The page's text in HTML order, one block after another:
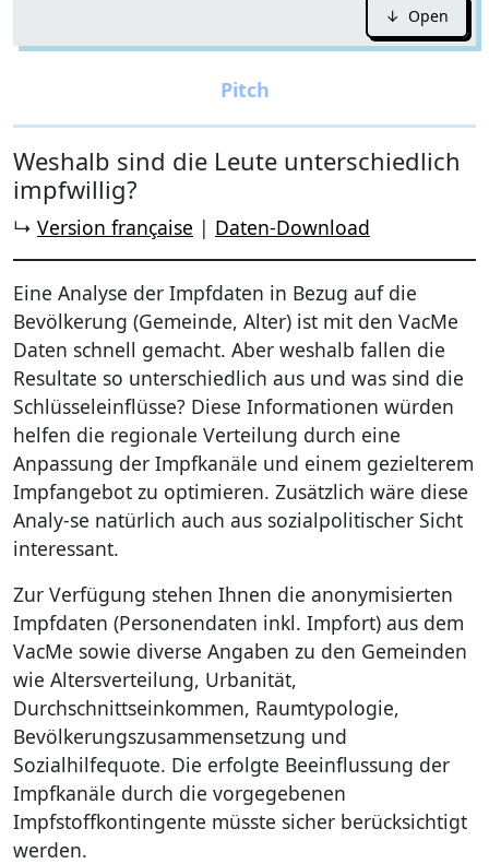
↓ Open
Weshalb sind die Leute unterschiedlich
impfwillig?
↳ Version française | Daten-Download
Eine Analyse der Impfdaten in Bezug auf die
Bevölkerung (Gemeinde, Alter) ist mit den VacMe
Daten schnell gemacht. Aber weshalb fallen die
Resultate so unterschiedlich aus und was sind die
Schlüsseleinflüsse? Diese Informationen würden
helfen die regionale Verteilung durch eine
Anpassung der Impfkanäle und einem gezielterem
Impfangebot zu optimieren. Zusätzlich wäre diese
Analy-se natürlich auch aus sozialpolitischer Sicht
interessant.
Zur Verfügung stehen Ihnen die anonymisierten
Impfdaten (Personendaten inkl. Impfort) aus dem
VacMe sowie diverse Angaben zu den Gemeinden
wie Altersverteilung, Urbanität,
Durchschnittseinkommen, Raumtypologie,
Bevölkerungszusammensetzung und
Sozialhilfequote. Die erfolgte Beeinflussung der
Impfkanäle durch die vorgegebenen
Impfstoffkontingente müsste sicher berücksichtigt
werden.